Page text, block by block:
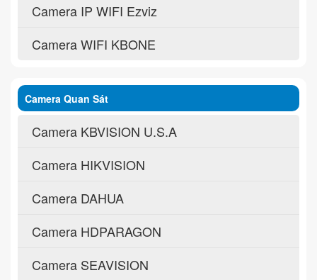
Camera IP WIFI Ezviz
Camera WIFI KBONE
Camera Quan Sát
Camera KBVISION U.S.A
Camera HIKVISION
Camera DAHUA
Camera HDPARAGON
Camera SEAVISION